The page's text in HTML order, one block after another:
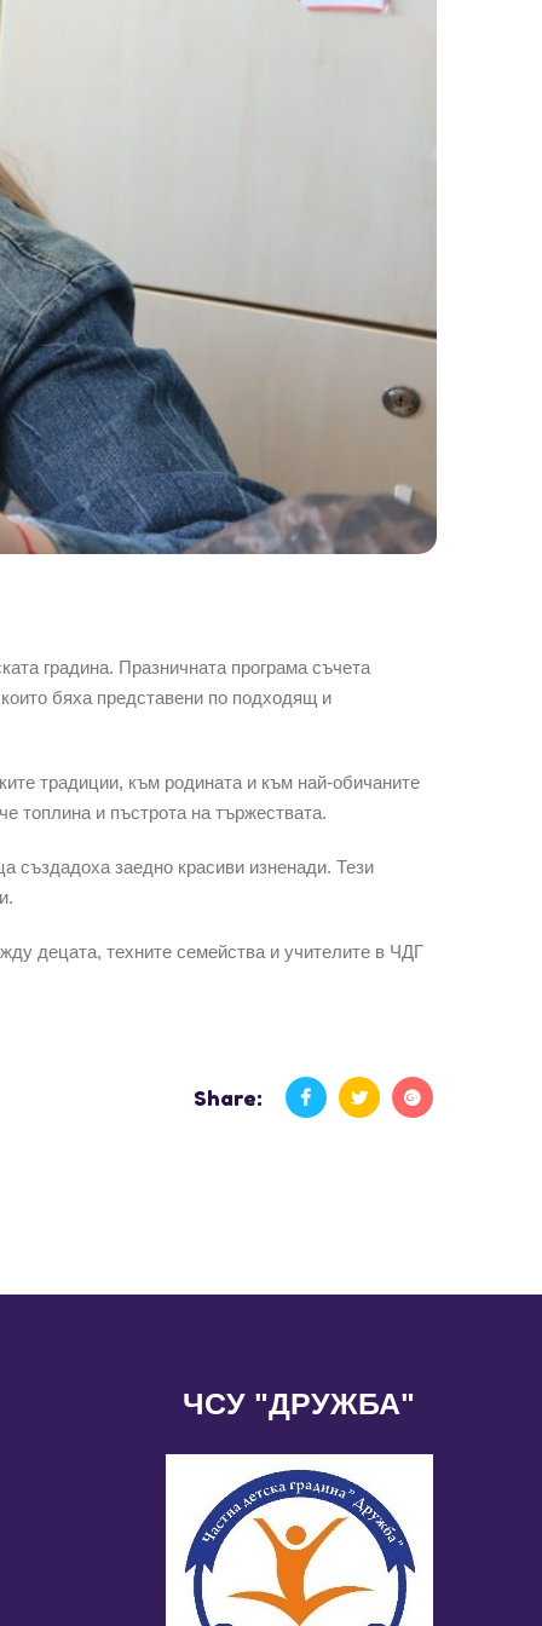
градина. Празничната програма съчета
бяха представени по подходящ и
традиции, към родината и към най-обичаните
топлина и пъстрота на тържествата.
създадоха заедно красиви изненади. Тези
децата, техните семейства и учителите в ЧДГ
Share:
ЧСУ "ДРУЖБА"